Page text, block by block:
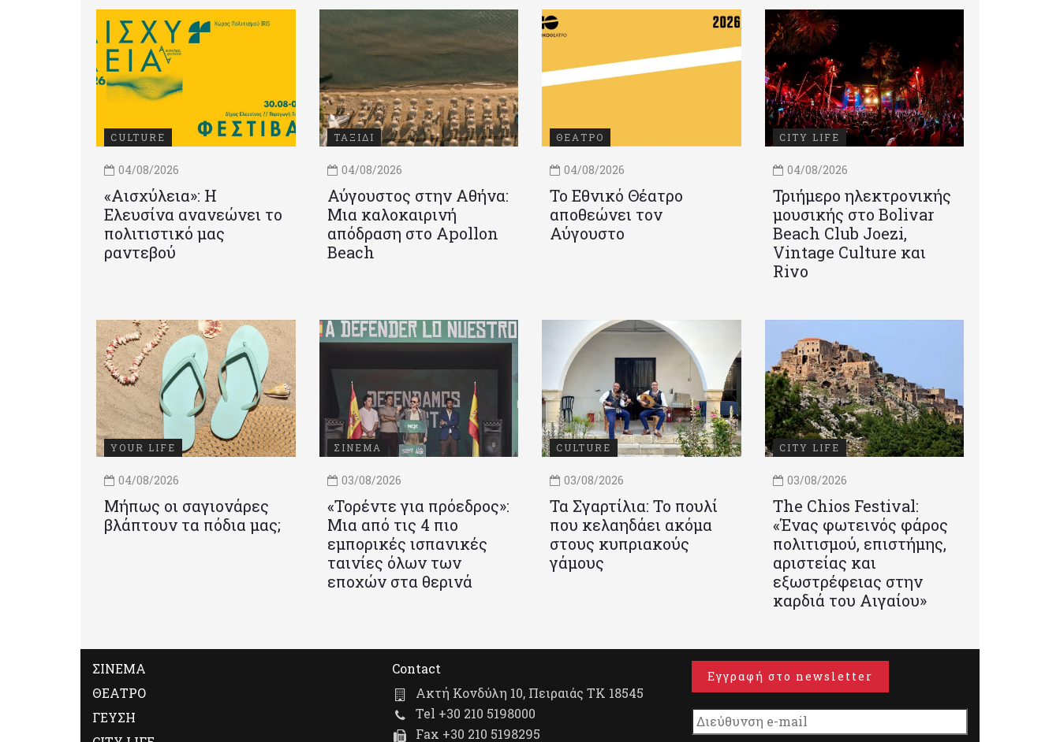
CULTURE
04/08/2026
«Αισχύλεια»: Η
Ελευσίνα ανανεώνει το
πολιτιστικό μας
ραντεβού
ΤΑΞΙΔΙ
04/08/2026
Αύγουστος στην Αθήνα:
Μια καλοκαιρινή
απόδραση στο Apollon
Beach
ΘΕΑΤΡΟ
04/08/2026
Το Εθνικό Θέατρο
αποθεώνει τον
Αύγουστο
CITY LIFE
04/08/2026
Τριήμερο ηλεκτρονικής
μουσικής στο Bolivar
Beach Club Joezi,
Vintage Culture και
Rivo
YOUR LIFE
04/08/2026
Μήπως οι σαγιονάρες
βλάπτουν τα πόδια μας;
ΣΙΝΕΜΑ
03/08/2026
«Τορέντε για πρόεδρος»:
Mια από τις 4 πιο
εμπορικές ισπανικές
ταινίες όλων των
εποχών στα θερινά
CULTURE
03/08/2026
Τα Σγαρτίλια: Το πουλί
που κελαηδάει ακόμα
στους κυπριακούς
γάμους
CITY LIFE
03/08/2026
Τhe Chios Festival:
«Ένας φωτεινός φάρος
πολιτισμού, επιστήμης,
αριστείας και
εξωστρέφειας στην
καρδιά του Αιγαίου»
ΣΙΝΕΜΑ
ΘΕΑΤΡΟ
ΓΕΥΣΗ
Contact
Ακτή Κονδύλη 10, Πειραιάς ΤΚ 18545
Tel +30 210 5198000
Fax +30 210 5198295
Εγγραφή στο newsletter